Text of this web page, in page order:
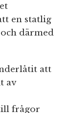
en statlig
därmed
att
av
frågor